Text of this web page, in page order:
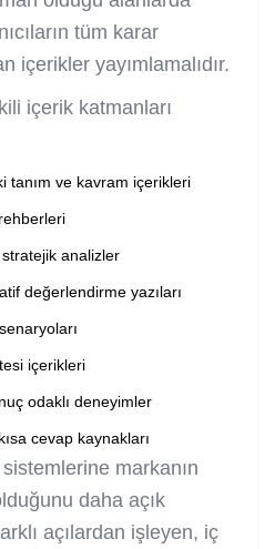
tüm karar
içerikler yayımlamalıdır.
içerik katmanları
tanım ve kavram içerikleri
analizler
değerlendirme yazıları
içerikleri
odaklı deneyimler
cevap kaynakları
markanın
daha açık
açılardan işleyen, iç